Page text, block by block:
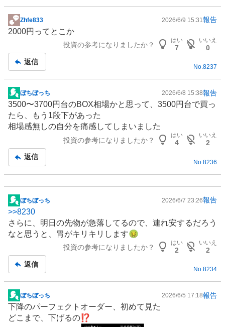
掲
示
事
Zhfe833 2026/6/9 15:31 報告
2000円ってとこか
投資の参考になりましたか？
はい
7
いいえ
0
返信
No.8237
掲
示
板
記
ぼちぼっち 2026/6/8 15:38報告
3500〜3700円台のBOX相場かと思って、3500円台で買っ
たら、もう1段下があった
相場感無しの自分を痛感してしまいました
投資の参考になりましたか？
はい
4
いいえ
2
返信
No. 8236
掲
示
板
記
ぼちぼっち 2026/6/7 23:26報告
>>8230
さらに、明日の先物が急落してるので、連れ安するだろう
なと思うと、胃がキリキリします🤢
投資の参考になりましたか？
はい
2
いいえ
2
返信
No.8234
掲
示
板
ぼちぼっち 2026/6/5 17:18報告
下降のパーフェクトオーダー、初めて見た
どこまで、下げるの⁉️